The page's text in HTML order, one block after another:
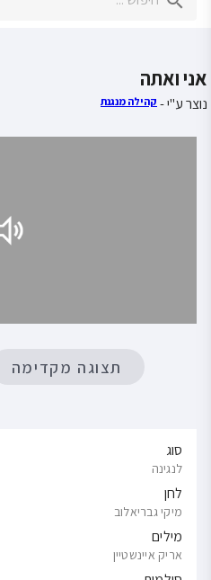
אני ואתה
נוצר ע"י - קהילה מנגנת
תצוגה מקדימה
סוג
לנגינה
לחן
מיקי גבריאלוב
מילים
אריק איינשטיין